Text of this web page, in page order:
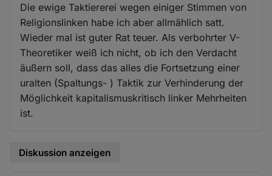
Die ewige Taktiererei wegen einiger Stimmen von
Religionslinken habe ich aber allmählich satt.
Wieder mal ist guter Rat teuer. Als verbohrter V-
Theoretiker weiß ich nicht, ob ich den Verdacht
äußern soll, dass das alles die Fortsetzung einer
uralten (Spaltungs- ) Taktik zur Verhinderung der
Möglichkeit kapitalismuskritisch linker Mehrheiten
ist.
Diskussion anzeigen